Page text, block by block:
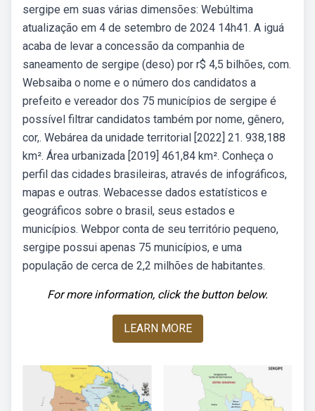
sergipe em suas várias dimensões: Webúltima
atualização em 4 de setembro de 2024 14h41. A iguá
acaba de levar a concessão da companhia de
saneamento de sergipe (deso) por r$ 4,5 bilhões, com.
Websaiba o nome e o número dos candidatos a
prefeito e vereador dos 75 municípios de sergipe é
possível filtrar candidatos também por nome, gênero,
cor,. Webárea da unidade territorial [2022] 21. 938,188
km². Área urbanizada [2019] 461,84 km². Conheça o
perfil das cidades brasileiras, através de infográficos,
mapas e outras. Webacesse dados estatísticos e
geográficos sobre o brasil, seus estados e
municípios. Webpor conta de seu território pequeno,
sergipe possui apenas 75 municípios, e uma
população de cerca de 2,2 milhões de habitantes.
For more information, click the button below.
LEARN MORE